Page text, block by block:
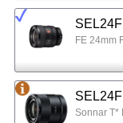
FE 24mm
Sonnar T*